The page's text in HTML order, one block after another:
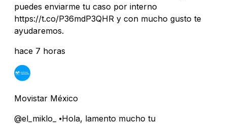
puedes enviarme tu caso por interno
https://t.co/P36mdP3QHR y con mucho gusto te
ayudaremos.
hace 7 horas
Movistar México
@el_miklo_ ⦁Hola, lamento mucho tu